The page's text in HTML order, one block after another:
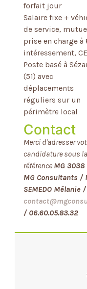
forfait jour
Salaire fixe +
de service,
prise en charge à
intéressement,
Poste basé à
(51) avec
déplacements
réguliers sur un
périmètre local
Contact
Merci d'adresser
candidature sous la
référence MG 3038
MG Consultants /
SEMEDO Mélanie /
/ 06.60.05.83.32